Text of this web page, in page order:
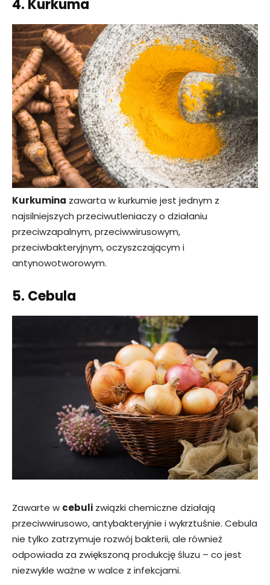
4. Kurkuma
Kurkumina zawarta w kurkumie jest jednym z
najsilniejszych przeciwutleniaczy o działaniu
przeciwzapalnym, przeciwwirusowym,
przeciwbakteryjnym, oczyszczającym i
antynowotworowym.
5. Cebula
Zawarte w cebuli związki chemiczne działają
przeciwwirusowo, antybakteryjnie i wykrztuśnie. Cebula
nie tylko zatrzymuje rozwój bakterii, ale również
odpowiada za zwiększoną produkcję śluzu – co jest
niezwykle ważne w walce z infekcjami.